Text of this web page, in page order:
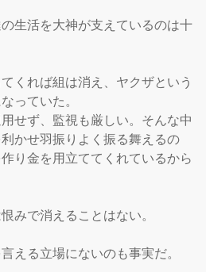
生活を大神が支えているのは十
くれば組は消え、ヤクザという
っていた。
せず、監視も厳しい。そんな中
かせ羽振りよく振る舞えるの
り金を用立ててくれているから
みで消えることはない。
える立場にないのも事実だ。